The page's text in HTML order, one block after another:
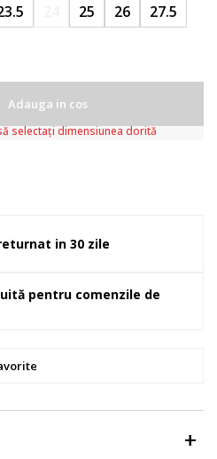
25 26 27.5
Adauga in cos
selectați dimensiunea dorită
in 30 zile
pentru comenzile de